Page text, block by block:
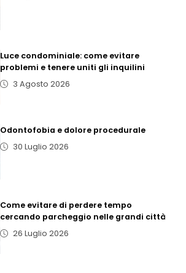
Luce condominiale: come evitare
problemi e tenere uniti gli inquilini
3 Agosto 2026
Odontofobia e dolore procedurale
30 Luglio 2026
Come evitare di perdere tempo
cercando parcheggio nelle grandi città
26 Luglio 2026